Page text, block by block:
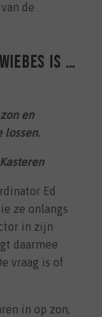
de
is …
en
lossen.
Ed
ze onlangs
in zijn
daarmee
vraag is of
in op zon,